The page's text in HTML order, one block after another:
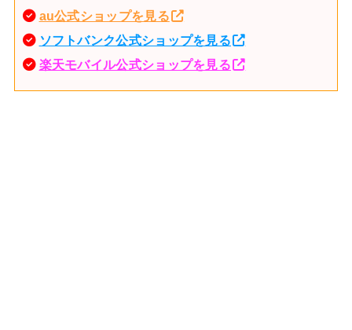
au公式ショップを見る
ソフトバンク公式ショップを見る
楽天モバイル公式ショップを見る